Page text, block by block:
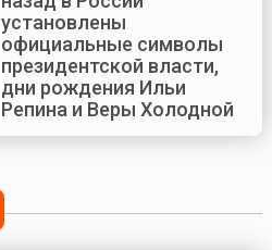
установлены
официальные символы
президентской власти,
дни рождения Ильи
Репина и Веры Холодной